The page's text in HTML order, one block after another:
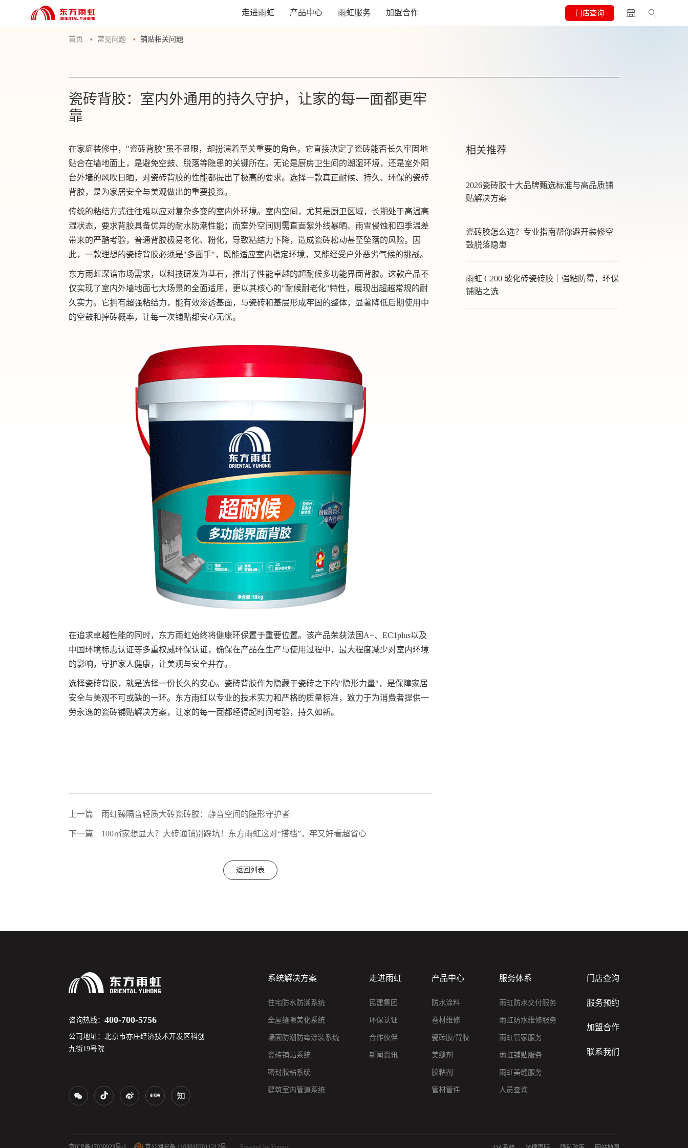
走进雨虹 产品中心 雨虹服务 加盟合作 门店查询
首页 常见问题 铺贴相关问题
瓷砖背胶：室内外通用的持久守护，让家的每一面都更牢
靠
在家庭装修中，"瓷砖背胶"虽不显眼，却扮演着至关重要的角色，它直接决定了瓷砖能否长久牢固地
贴合在墙地面上，是避免空鼓、脱落等隐患的关键所在。无论是厨房卫生间的潮湿环境，还是室外阳
台外墙的风吹日晒，对瓷砖背胶的性能都提出了极高的要求。选择一款真正耐候、持久、环保的瓷砖
背胶，是为家居安全与美观做出的重要投资。
传统的粘结方式往往难以应对复杂多变的室内外环境。室内空间，尤其是厨卫区域，长期处于高温高
湿状态，要求背胶具备优异的耐水防潮性能；而室外空间则需直面紫外线暴晒、雨雪侵蚀和四季温差
带来的严酷考验，普通背胶极易老化、粉化，导致粘结力下降，造成瓷砖松动甚至坠落的风险。因
此，一款理想的瓷砖背胶必须是"多面手"，既能适应室内稳定环境，又能经受户外恶劣气候的挑战。
东方雨虹深谙市场需求，以科技研发为基石，推出了性能卓越的超耐候多功能界面背胶。这款产品不
仅实现了室内外墙地面七大场景的全面适用，更以其核心的"耐候耐老化"特性，展现出超越常规的耐
久实力。它拥有超强粘结力，能有效渗透基面，与瓷砖和基层形成牢固的整体，显著降低后期使用中
的空鼓和掉砖概率，让每一次铺贴都安心无忧。
在追求卓越性能的同时，东方雨虹始终将健康环保置于重要位置。该产品荣获法国A+、EC1plus以及
中国环境标志认证等多重权威环保认证，确保在产品在生产与使用过程中，最大程度减少对室内环境
的影响，守护家人健康，让美观与安全并存。
选择瓷砖背胶，就是选择一份长久的安心。瓷砖背胶作为隐藏于瓷砖之下的"隐形力量"，是保障家居
安全与美观不可或缺的一环。东方雨虹以专业的技术实力和严格的质量标准，致力于为消费者提供一
劳永逸的瓷砖铺贴解决方案，让家的每一面都经得起时间考验，持久如新。
上一篇 雨虹臻隔音轻质大砖瓷砖胶：静音空间的隐形守护者
下一篇 100㎡家想显大？大砖通铺别踩坑！东方雨虹这对“搭档”，牢又好看超省心
返回列表
相关推荐
2026瓷砖胶十大品牌甄选标准与高品质铺
贴解决方案
瓷砖胶怎么选？专业指南帮你避开装修空
鼓脱落隐患
雨虹 C200 玻化砖瓷砖胶｜强粘防霉，环保
铺贴之选
咨询热线：400-700-5756
公司地址：北京市亦庄经济技术开发区科创
九街19号院
系统解决方案
住宅防水防潮系统
全屋缝隙美化系统
墙面防潮防霉涂装系统
瓷砖铺贴系统
密封胶粘系统
建筑室内管道系统
走进雨虹
民建集团
环保认证
合作伙伴
新闻资讯
产品中心
防水涂料
卷材维修
瓷砖胶/背胶
美缝剂
胶粘剂
管材管件
服务体系
雨虹防水交付服务
雨虹防水维修服务
雨虹管家服务
雨虹铺贴服务
雨虹美缝服务
人员查询
门店查询
服务预约
加盟合作
联系我们